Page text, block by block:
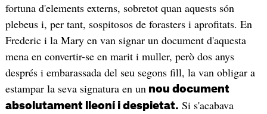
fortuna d'elements externs, sobretot quan aquests són
plebeus i, per tant, sospitosos de forasters i aprofitats. En
Frederic i la Mary en van signar un document d'aquesta
mena en convertir-se en marit i muller, però dos anys
després i embarassada del seu segons fill, la van obligar a
estampar la seva signatura en un nou document
absolutament lleoní i despietat. Si s'acabava